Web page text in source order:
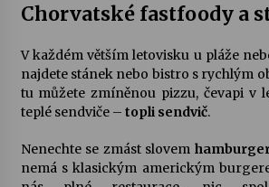
Chorvatské fastfoody a
V každém větším letovisku u pláže
najdete stánek nebo bistro s rychlým
tu můžete zmíněnou pizzu, čevapi v
teplé sendviče – topli sendvič.
Nenechte se zmást slovem
nemá s klasickým americkým